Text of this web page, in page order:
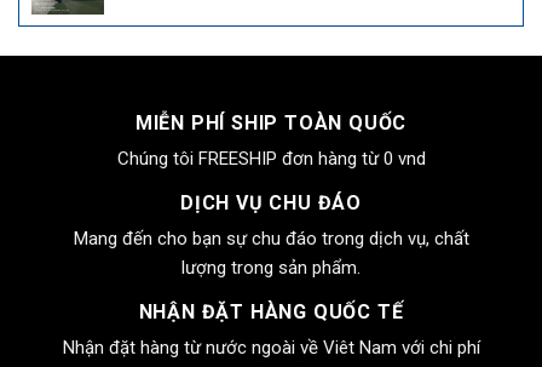
là:
4.000.000₫.
tại
là:
MIỄN PHÍ SHIP TOÀN QUỐC
Chúng tôi FREESHIP đơn hàng từ 0 vnd
DỊCH VỤ CHU ĐÁO
Mang đến cho bạn sự chu đáo trong dịch vụ, chất
lượng trong sản phẩm.
NHẬN ĐẶT HÀNG QUỐC TẾ
Nhận đặt hàng từ nước ngoài về Viêt Nam với chi phí